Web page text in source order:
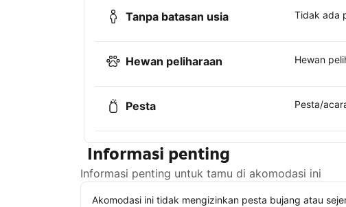
Tanpa batasan usia Tidak ada
Hewan peliharaan Hewan
Pesta Pesta/
Informasi penting
Informasi penting untuk tamu di akomodasi ini
Akomodasi ini tidak mengizinkan pesta bujang atau